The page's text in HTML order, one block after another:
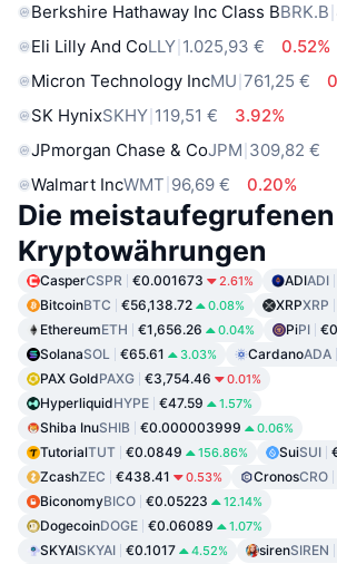
Berkshire Hathaway Inc Class BBRK.B
Eli Lilly And CoLLY 1.025,93 €
0.52%
Micron Technology IncMU 761,25 €
SK HynixSKHY 119,51 €
3.92%
JPmorgan Chase & CoJPM 309,82 €
Walmart IncWMT 96,69 € 0.20%
Die meistaufegrufenen
Kryptowährungen
CasperCSPR €0.001673 2.61% ADIADI
BitcoinBTC €56,138.72 0.08% XRPXRP
EthereumETH €1,656.26 0.04% PiPI
SolanaSOL €65.61 3.03% CardanoADA
PAX GoldPAXG €3,754.46 0.01%
HyperliquidHYPE €47.59 1.57%
Shiba InuSHIB €0.000003999 0.06%
TutorialTUT €0.0849 156.86% SuiSUI
ZcashZEC €438.41 0.53% CronosCRO
BiconomyBICO €0.05223 12.14%
DogecoinDOGE €0.06089 1.07%
SKYAISKYAI €0.1017 4.52% sirenSIREN